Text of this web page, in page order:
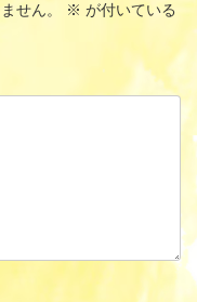
せん。 ※ が付いている